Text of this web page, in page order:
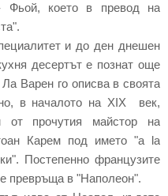
Фьой, което в превод на
и до ден днешен
десертът е познат още
Варен го описва в своята
в началото на XIX век,
от прочутия майстор на
Карем под името "a la
Постепенно французите
превръща в "Наполеон".